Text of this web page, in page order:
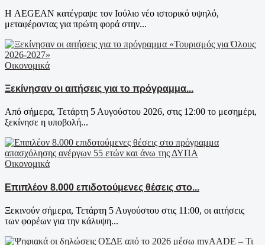
Η AEGEAN κατέγραψε τον Ιούλιο νέο ιστορικό υψηλό,
μεταφέροντας για πρώτη φορά στην...
Οικονομικά
Ξεκίνησαν οι αιτήσεις για το πρόγραμμα...
Από σήμερα, Τετάρτη 5 Αυγούστου 2026, στις 12:00 το μεσημέρι,
ξεκίνησε η υποβολή...
Οικονομικά
Επιπλέον 8.000 επιδοτούμενες θέσεις στο...
Ξεκινούν σήμερα, Τετάρτη 5 Αυγούστου στις 11:00, οι αιτήσεις
των φορέων για την κάλυψη...